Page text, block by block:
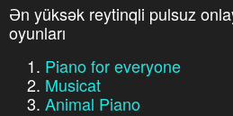
Ən yüksək reytinqli pulsuz
oyunları
Piano for everyone
Musicat
Animal Piano